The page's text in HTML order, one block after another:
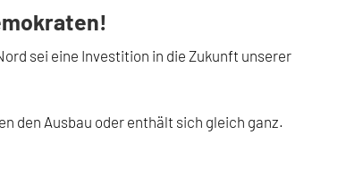
sei eine Investition in die Zukunft unserer
den Ausbau oder enthält sich gleich ganz.